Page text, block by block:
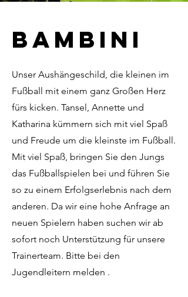
Bambini
Unser Aushängeschild, die kleinen im
Fußball mit einem ganz Großen Herz
fürs kicken. Tansel, Annette und
Katharina kümmern sich mit viel Spaß
und Freude um die kleinste im Fußball.
Mit viel Spaß, bringen Sie den Jungs
das Fußballspielen bei und führen Sie
so zu einem Erfolgserlebnis nach dem
anderen. Da wir eine hohe Anfrage an
neuen Spielern haben suchen wir ab
sofort noch Unterstützung für unsere
Trainerteam. Bitte bei den
Jugendleitern melden .